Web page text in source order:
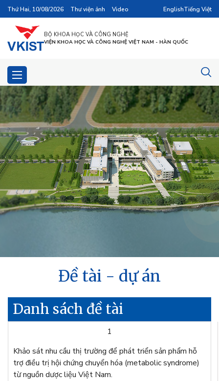
Thứ Hai, 10/08/2026 Thư viện ảnh Video EnglishTiếng Việt
BỘ KHOA HỌC VÀ CÔNG NGHỆ
VIỆN KHOA HỌC VÀ CÔNG NGHỆ VIỆT NAM - HÀN QUỐC
Đề tài - dự án
Danh sách đề tài
1
Khảo sát nhu cầu thị trường để phát triển sản phẩm hỗ
trợ điều trị hội chứng chuyển hóa (metabolic syndrome)
từ nguồn dược liệu Việt Nam.